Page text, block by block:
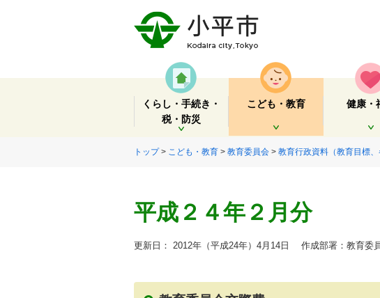
くらし・手続き・
税・防災
開く
こども・教育
開く
健康・
開く
トップ> こども・教育 > 教育委員会 > 教育行政資料（教育目標、
平成２４年２月分
更新日： 2012年（平成24年）4月14日 作成部署：教育委